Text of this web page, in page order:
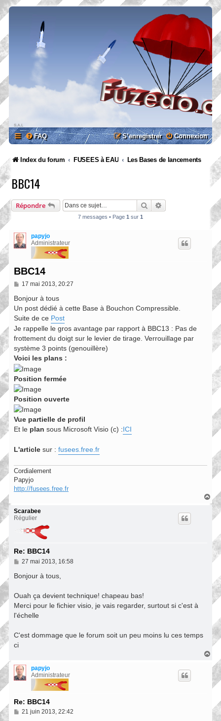
FAQ Connexion
S’enregistrer
Index du forum FUSEES à EAU Les Bases de lancements
BBC14
Répondre RechercherRecherche avancée
7 messages • Page 1 sur 1
papyjo
Administrateur
BBC14
M
s
a
g
17 mai 2013, 20:27
Bonjour à tous
Un post dédié à cette Base à Bouchon Compressible.
Suite de ce Post
Je rappelle le gros avantage par rapport à BBC13 : Pas de
frottement du doigt sur le levier de tirage. Verrouillage par
système 3 points (genouillère)
Voici les plans :
Position fermée
Position ouverte
Vue partielle de profil
Et le plan sous Microsoft Visio (c) :ICI
L'article sur : fusees.free.fr
Cordialement
Papyjo
http://fusees.free.fr
H
a
u
Scarabee
Régulier
Re: BBC14
M
s
g
27 mai 2013, 16:58
Bonjour à tous,
Ouah ça devient technique! chapeau bas!
Merci pour le fichier visio, je vais regarder, surtout si c'est à
l'échelle
C'est dommage que le forum soit un peu moins lu ces temps
ci
u
papyjo
Administrateur
Re: BBC14
M
21 juin 2013, 22:42